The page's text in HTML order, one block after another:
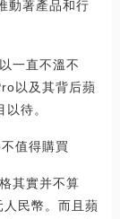
動著產品和行
一直不溫不
以及其背后蘋
待。
值得購買
其實并不算
民幣。而且蘋